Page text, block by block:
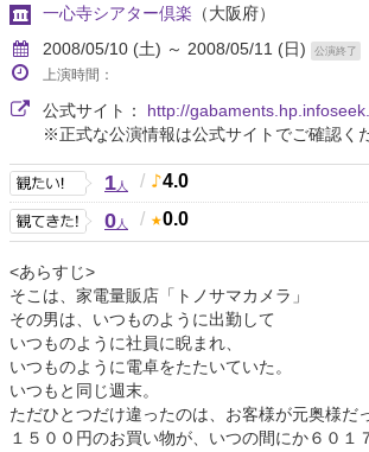
一心寺シアター倶楽 （大阪府）
2008/05/10 (土) ～ 2008/05/11 (日)
公演終了
上演時間：
公式サイト： http://
※正式な公演情報は公式サイトでご確認く
1人 / 4.0
0人 / 0.0
<あらすじ>
そこは、家電量販店「トノサマカメラ」
その男は、いつものように出勤して
いつものように社員に睨まれ、
いつものように電卓をたたいていた。
いつもと同じ週末。
ただひとつだけ違ったのは、お客様が元奥様だ
１５００円のお買い物が、いつの間にか６０１